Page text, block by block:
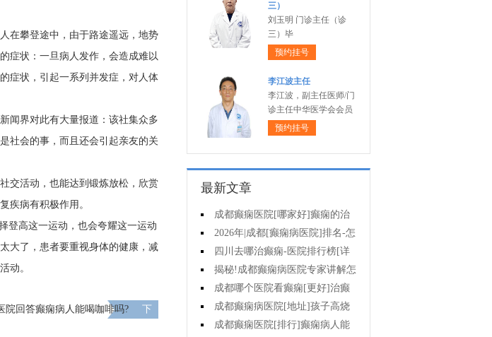
在攀登途中，由于路途遥远，地势
症状：一旦病人发作，会造成难以
症状，引起一系列并发症，对人体
闻界对此有大量报道：该社集众多
社会的事，而且还会引起亲友的关
交活动，也能达到锻炼放松，欣赏
疾病有积极作用。
登高这一运动，也会夸耀这一运动
大了，患者要重视身体的健康，减
动。
院回答癫痫病人能喝咖啡吗?
下
三）
刘玉明 门诊主任（诊
三）毕
预约挂号
李江波主任
李江波，副主任医师/门
诊主任中华医学会会员
预约挂号
最新文章
成都癫痫医院[哪家好]癫痫的治
疗有哪些误区?
2026年|成都[癫痫病医院]排名-怎
么治疗癫痫后遗症?
四川去哪治癫痫-医院排行榜[详
细排名]癫痫对女性的危害有哪些?
揭秘!成都癫痫病医院专家讲解怎
样提高羊癫疯病的治疗效果?
成都哪个医院看癫痫[更好]治癫
痫用住院吗?
成都癫痫病医院[地址]孩子高烧
为什么会出现癫痫抽搐?
成都癫痫医院[排行]癫痫病人能